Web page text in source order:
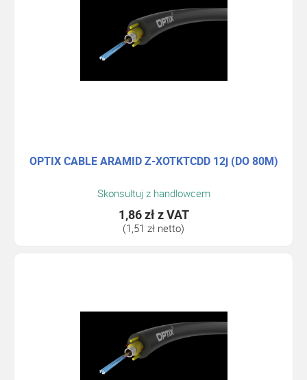
OPTIX CABLE ARAMID Z-XOTKTCDD 12j (DO 80M)
Skonsultuj z handlowcem
1,86 złz VAT
(1,51 zł netto)